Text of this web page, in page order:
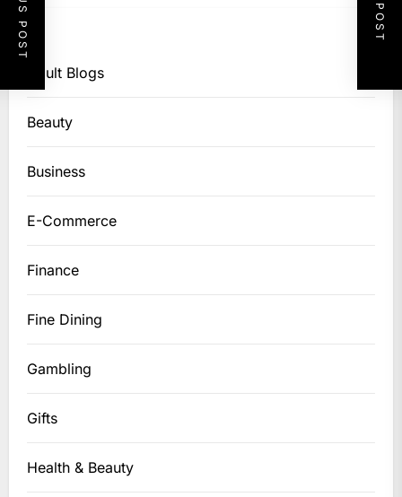
Adult Blogs
Beauty
Business
E-Commerce
Finance
Fine Dining
Gambling
Gifts
Health & Beauty